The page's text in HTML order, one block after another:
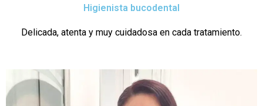
Higienista bucodental
Delicada, atenta y muy cuidadosa en cada tratamiento.